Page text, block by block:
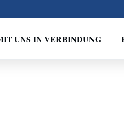
UNS IN VERBINDUNG